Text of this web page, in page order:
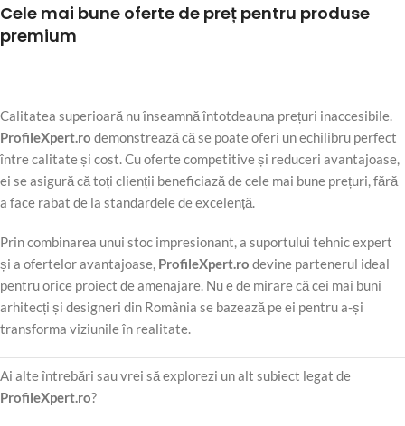
Cele mai bune oferte de preț pentru produse
premium
Calitatea superioară nu înseamnă întotdeauna prețuri inaccesibile.
ProfileXpert.ro demonstrează că se poate oferi un echilibru perfect
între calitate și cost. Cu oferte competitive și reduceri avantajoase,
ei se asigură că toți clienții beneficiază de cele mai bune prețuri, fără
a face rabat de la standardele de excelență.
Prin combinarea unui stoc impresionant, a suportului tehnic expert
și a ofertelor avantajoase, ProfileXpert.ro devine partenerul ideal
pentru orice proiect de amenajare. Nu e de mirare că cei mai buni
arhitecți și designeri din România se bazează pe ei pentru a-și
transforma viziunile în realitate.
Ai alte întrebări sau vrei să explorezi un alt subiect legat de
ProfileXpert.ro?